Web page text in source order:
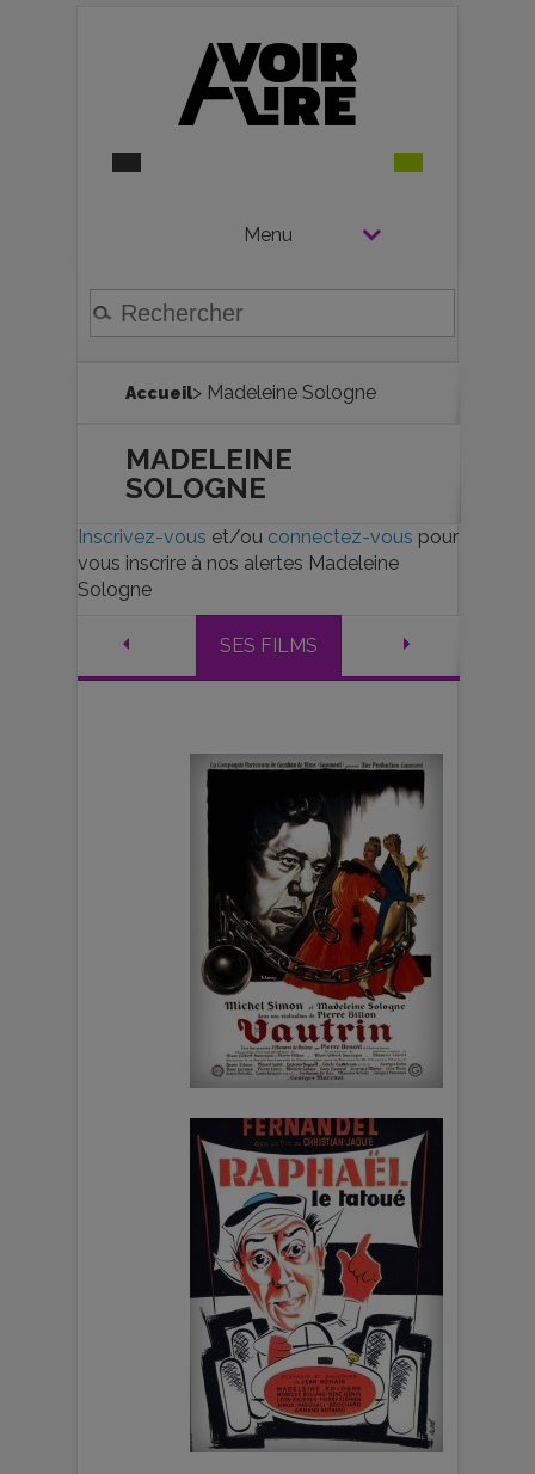
Menu
Accueil> Madeleine Sologne
MADELEINE
SOLOGNE
Inscrivez-vous et/ou connectez-vous pour
vous inscrire à nos alertes Madeleine
Sologne
SES FILMS